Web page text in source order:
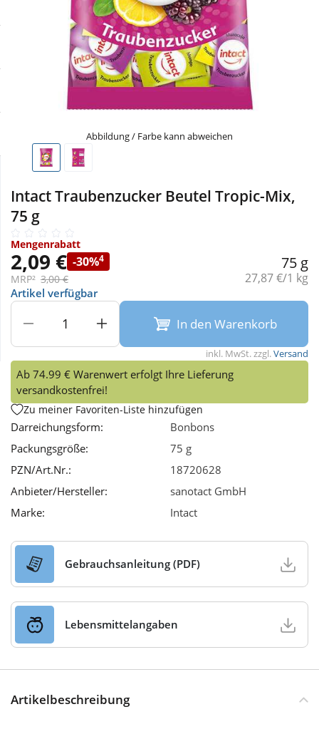
Schnäppchen
Täglich gut versorgt
Körperpflege & Kosmetik
Liebe & Erotik
Mutter & Kind
Nahrungsergänzung
Sanitätshaus
Sport & Fitness
Wellness
Aliud Pharma
Abbildung / Farbe kann abweichen
Intact Traubenzucker Beutel Tropic-Mix,
75 g
Mengenrabatt
2,09 € -30%4
MRP² 3,00 €
75 g
Grundpreis:
27,87 €/1 kg
Artikel verfügbar
In den Warenkorb
inkl. MwSt. zzgl.Versand
Ab 74.99 € Warenwert erfolgt Ihre Lieferung
versandkostenfrei!
Zu meiner Favoriten-Liste hinzufügen
Darreichungsform:
Bonbons
Packungsgröße:
75 g
PZN/Art.Nr.:
18720628
Anbieter/Hersteller:
sanotact GmbH
Marke:
Intact
Gebrauchsanleitung (PDF)
Lebensmittelangaben
Artikelbeschreibung